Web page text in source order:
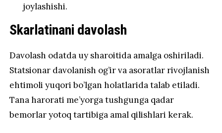
joylashishi.
Skarlatinani davolash
Davolash odatda uy sharoitida amalga oshiriladi.
Statsionar davolanish og’ir va asoratlar rivojlanish
ehtimoli yuqori bo’lgan holatlarida talab etiladi.
Tana harorati me’yorga tushgunga qadar
bemorlar yotoq tartibiga amal qilishlari kerak.